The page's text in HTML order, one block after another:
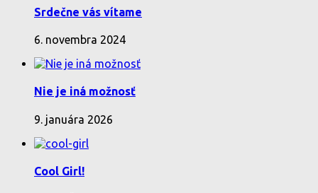
Srdečne vás vítame
6. novembra 2024
Nie je iná možnosť
9. januára 2026
Cool Girl!